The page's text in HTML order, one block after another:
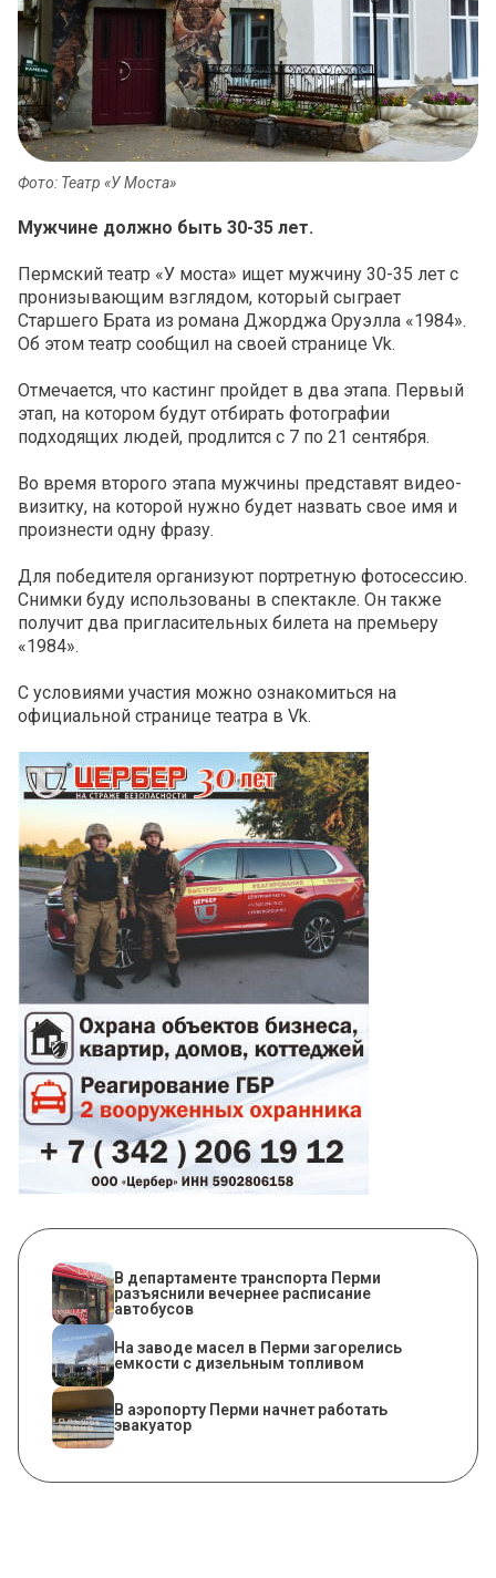
Фото: Театр «У Моста»
Мужчине должно быть 30-35 лет.
Пермский театр «У моста» ищет мужчину 30-35 лет с
пронизывающим взглядом, который сыграет
Старшего Брата из романа Джорджа Оруэлла «1984».
Об этом театр сообщил на своей странице Vk.
Отмечается, что кастинг пройдет в два этапа. Первый
этап, на котором будут отбирать фотографии
подходящих людей, продлится с 7 по 21 сентября.
Во время второго этапа мужчины представят видео-
визитку, на которой нужно будет назвать свое имя и
произнести одну фразу.
Для победителя организуют портретную фотосессию.
Снимки буду использованы в спектакле. Он также
получит два пригласительных билета на премьеру
«1984».
С условиями участия можно ознакомиться на
официальной странице театра в Vk.
​В департаменте транспорта Перми
разъяснили вечернее расписание
автобусов
На заводе масел в Перми загорелись
емкости с дизельным топливом
В аэропорту Перми начнет работать
эвакуатор